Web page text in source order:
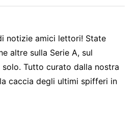
notizie amici lettori! State
altre sulla Serie A, sul
Tutto curato dalla nostra
caccia degli ultimi spifferi in